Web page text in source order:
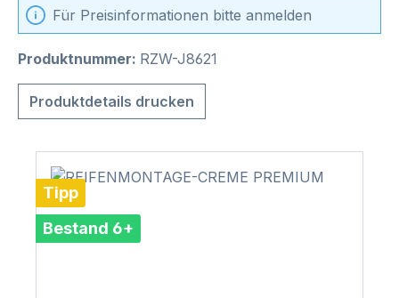
Für Preisinformationen bitte anmelden
Produktnummer: RZW-J8621
Produktdetails drucken
Tipp
Bestand 6+